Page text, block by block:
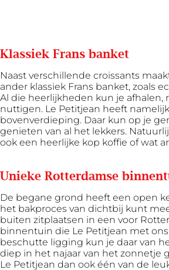
Klassiek Frans banket
Naast verschillende croissants
ander klassiek Frans banket, zoals
Al die heerlijkheden kun je afhalen,
nuttigen. Le Petitjean heeft namelijk
bovenverdieping. Daar kun op je
genieten van al het lekkers.
ook een heerlijke kop koffie of wat
Unieke Rotterdamse
De begane grond heeft een open
het bakproces van dichtbij kunt
buiten zitplaatsen in een voor
binnentuin die Le Petitjean met
beschutte ligging kun je daar van
diep in het najaar van het zonnetje
Le Petitjean dan ook één van de